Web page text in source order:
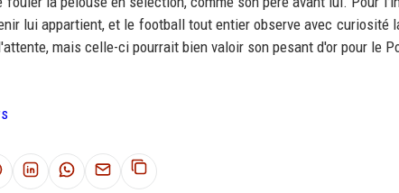
lui appartient, et le football tout entier observe avec curiosité
mais celle-ci pourrait bien valoir son pesant d'or pour le